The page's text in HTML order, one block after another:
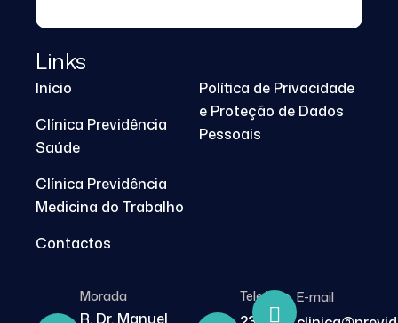
Links
Início
Clínica Previdência
Saúde
Clínica Previdência
Medicina do Trabalho
Contactos
Política de Privacidade
e Proteção de Dados
Pessoais
Morada
R. Dr. Manuel
Telefone E-mail